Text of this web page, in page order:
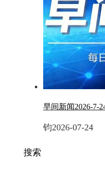
早间新闻2026-7-
钧2026-07-24
搜索